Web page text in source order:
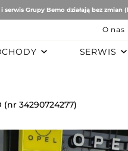
Grupy Bemo działają bez zmian
O nas
SERWIS
Mercedes-Benz
(nr 34290724277)